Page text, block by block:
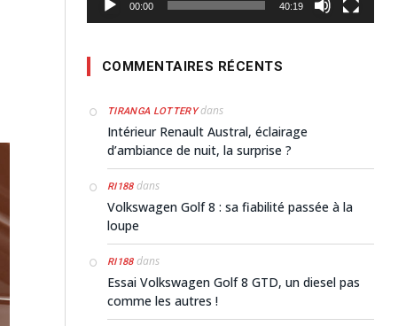
00:00 40:19
COMMENTAIRES RÉCENTS
TIRANGA LOTTERYdans
Intérieur Renault Austral, éclairage
d’ambiance de nuit, la surprise ?
RI188dans
Volkswagen Golf 8 : sa fiabilité passée à la
loupe
RI188dans
Essai Volkswagen Golf 8 GTD, un diesel pas
comme les autres !